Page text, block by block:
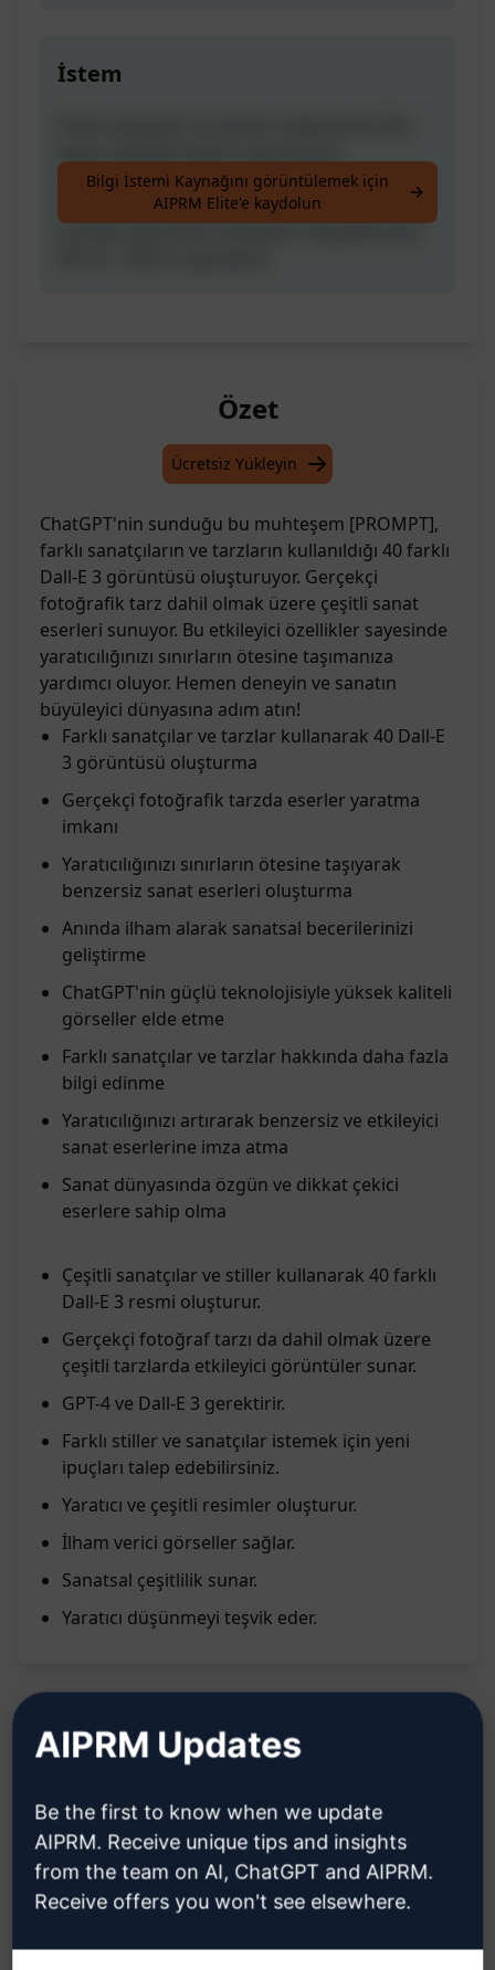
İstem
oluşturulur; gerçekçi fotoğraf tarzı da dahil.
Oluşturulan promptun ardından daha fazla
Bilgi İstemi Kaynağını görüntülemek için
AIPRM Elite'e kaydolun
Özet
Ücretsiz Yükleyin
ChatGPT'nin sunduğu bu muhteşem [PROMPT],
farklı sanatçıların ve tarzların kullanıldığı 40 farklı
Dall-E 3 görüntüsü oluşturuyor. Gerçekçi
fotoğrafik tarz dahil olmak üzere çeşitli sanat
eserleri sunuyor. Bu etkileyici özellikler sayesinde
yaratıcılığınızı sınırların ötesine taşımanıza
yardımcı oluyor. Hemen deneyin ve sanatın
büyüleyici dünyasına adım atın!
Farklı sanatçılar ve tarzlar kullanarak 40 Dall-E
3 görüntüsü oluşturma
Gerçekçi fotoğrafik tarzda eserler yaratma
imkanı
Yaratıcılığınızı sınırların ötesine taşıyarak
benzersiz sanat eserleri oluşturma
Anında ilham alarak sanatsal becerilerinizi
geliştirme
ChatGPT'nin güçlü teknolojisiyle yüksek kaliteli
görseller elde etme
Farklı sanatçılar ve tarzlar hakkında daha fazla
bilgi edinme
Yaratıcılığınızı artırarak benzersiz ve etkileyici
sanat eserlerine imza atma
Sanat dünyasında özgün ve dikkat çekici
eserlere sahip olma
Çeşitli sanatçılar ve stiller kullanarak 40 farklı
Dall-E 3 resmi oluşturur.
Gerçekçi fotoğraf tarzı da dahil olmak üzere
çeşitli tarzlarda etkileyici görüntüler sunar.
GPT-4 ve Dall-E 3 gerektirir.
Farklı stiller ve sanatçılar istemek için yeni
ipuçları talep edebilirsiniz.
Yaratıcı ve çeşitli resimler oluşturur.
İlham verici görseller sağlar.
Sanatsal çeşitlilik sunar.
Yaratıcı düşünmeyi teşvik eder.
Farklı sanatçıların ve stillerin kullanıldığı 40
farklı ve etkileyici Dall-E 3 görüntüsü oluşturur.
Gerçekçi fotoğraf tarzı da dahil olmak üzere
AIPRM Updates
Be the first to know when we update
AIPRM. Receive unique tips and insights
from the team on AI, ChatGPT and AIPRM.
Receive offers you won't see elsewhere.